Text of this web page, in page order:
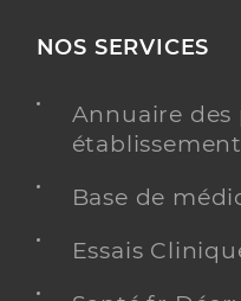
NOS SERVICES
Annuaire des
Base de
Essais